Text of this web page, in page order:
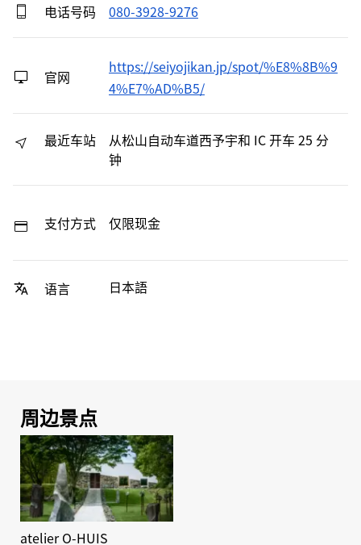
电话号码 080-3928-9276
官网
https://seiyojikan.jp/spot/%E8%8B%9
4%E7%AD%B5/
最近车站
从松山自动车道西予宇和 IC 开车 25 分
钟
支付方式 仅限现金
语言 日本語
周边景点
atelier O-HUIS